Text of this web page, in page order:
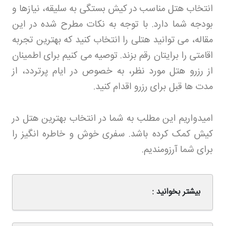
انتخاب هتل مناسب در کیش بستگی به سلیقه، نیازها و
بودجه شما دارد. با توجه به نکات مطرح شده در این
مقاله، می توانید هتلی را انتخاب کنید که بهترین تجربه
اقامتی را برایتان رقم بزند. توصیه می کنیم برای اطمینان
از رزرو هتل مورد نظر، به خصوص در ایام پرتردد، از
مدت ها قبل برای رزرو اقدام کنید.
امیدواریم این مطلب به شما در انتخاب بهترین هتل در
کیش کمک کرده باشد. سفری خوش و خاطره انگیز را
برای شما آرزومندیم.
بیشتر بخوانید :